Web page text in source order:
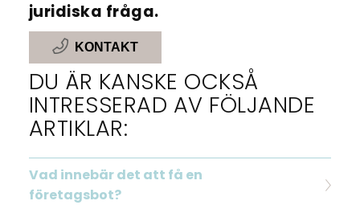
juridiska fråga.
KONTAKT
DU ÄR KANSKE OCKSÅ
INTRESSERAD AV FÖLJANDE
ARTIKLAR:
Vad innebär det att få en
företagsbot?